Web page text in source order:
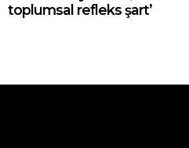
toplumsal refleks şart’